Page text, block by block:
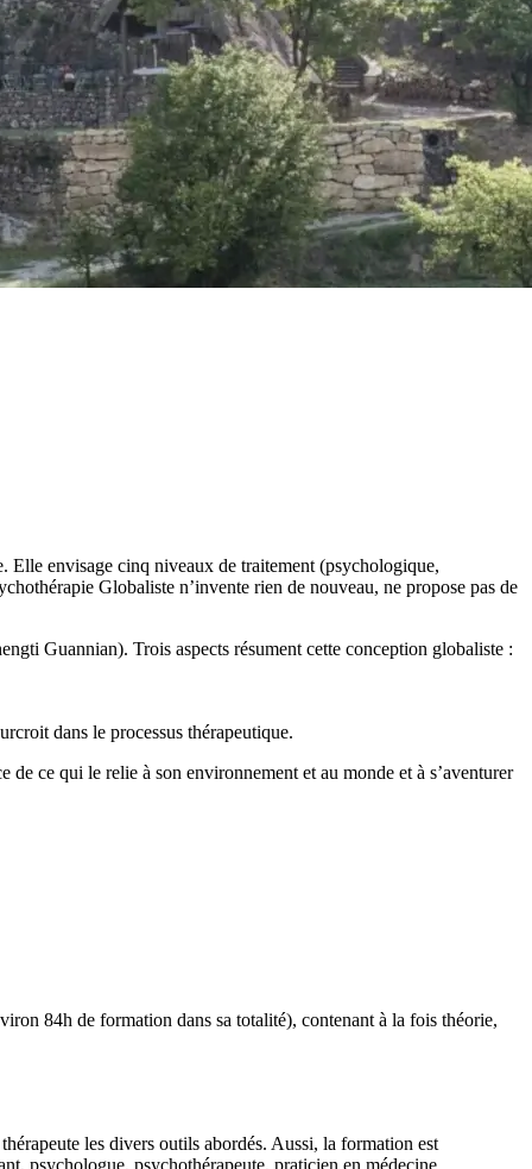
Elle envisage cinq niveaux de traitement (psychologique,
Globaliste n’invente rien de nouveau, ne propose pas de
Guannian). Trois aspects résument cette conception globaliste :
dans le processus thérapeutique.
ce qui le relie à son environnement et au monde et à s’aventurer
84h de formation dans sa totalité), contenant à la fois théorie,
les divers outils abordés. Aussi, la formation est
psychologue, psychothérapeute, praticien en médecine